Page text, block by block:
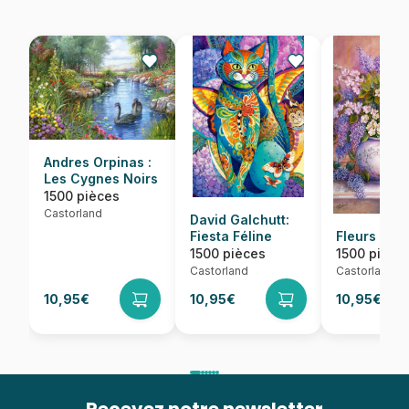
Andres Orpinas :
Les Cygnes Noirs
1500 pièces
Castorland
10,95€
David Galchutt:
Fiesta Féline
1500 pièces
Castorland
10,95€
Fleurs de
1500
Castorland
10,95€